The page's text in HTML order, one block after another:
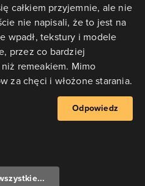
całkiem przyjemnie, ale nie
nie napisali, że to jest na
wpadł, tekstury i modele
przez co bardziej
remeakiem. Mimo
za chęci i włożone starania.
Odpowiedz